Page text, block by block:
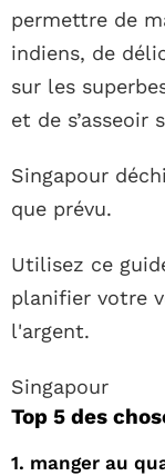
permettre de
indiens, de
sur les
et de s’asseoir
Singapour
que prévu.
Utilisez ce
planifier votre
l'argent.
Singapour
Top 5 des
1. manger au